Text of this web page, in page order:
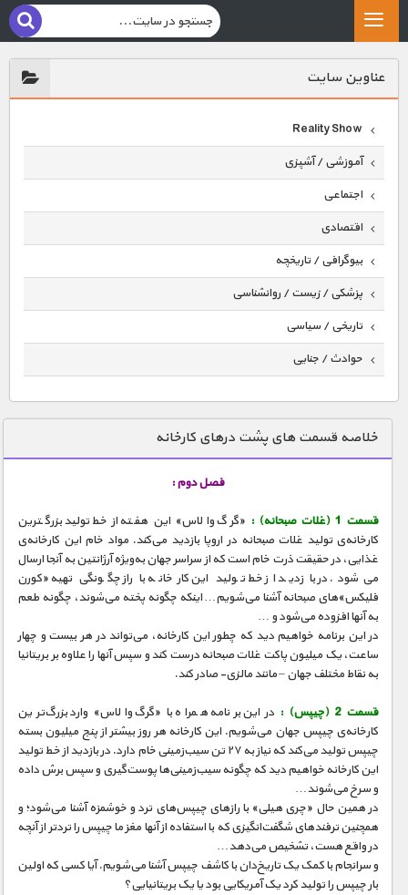
عناوين سايت
Reality Show
آموزشی / آشپزی
اجتماعی
اقتصادی
بیوگرافی / تاریخچه
پزشکی / زیست / روانشناسی
تاریخی / سیاسی
حوادث / جنایی
دنیای خوراکی ها
زمین شناسی / محیط زیست
سرگرمی
شناخت کودکان
طبیعت
علم و فناوری
فرهنگ / هنر
کیهان / نجوم
گردشگری
ماورایی
مسابقات / ورزشی
مستند های اختصاصی
خلاصه قسمت های پشت درهای کارخانه
فصل دوم :
قسمت 1 (غلات صبحانه) :
«گرگ والاس» این هفته از خط تولید بزرگترین
کارخانه‌ی تولید غلات صبحانه در اروپا بازدید می‌کند. مواد خام این کارخانه‌ی
غذایی، در حقیقت ذرت خام است که از سراسر جهان به‌ویژه آرژانتین به آنجا ارسال
می‌شود. در بازدید از خط تولید این کارخانه با راز چگونگی تهیه «کورن
فلیکس»‌های صبحانه آشنا می‌شویم… اینکه چگونه پخته می‌شوند، چگونه طعم
به آنها افزوده می‌شود و …
در این برنامه خواهیم دید که چطور این کارخانه، می‌تواند در هر بیست و چهار
ساعت، یک میلیون پاکت غلات صبحانه درست کند و سپس آنها را علاوه بر بریتانیا
به نقاط مختلف جهان – مانند مالزی- صادر کند.
قسمت 2 (چیپس) :
در این برنامه همراه با «گرگ والاس» وارد بزرگ‌ترین
کارخانه‌ی چیپس جهان می‌شویم. این کارخانه هر روز بیشتر از پنج میلیون بسته
چیپس تولید می‌کند که نیاز به ۲۷ تن سیب‌زمینی خام دارد. در بازدید از خط تولید
این کارخانه خواهیم دید که چگونه سیب‌زمینی‌ها پوست‌گیری و سپس برش داده
و سرخ می‌شوند…
در همین حال «چری هیلی» با رازهای چیپس‌های ترد و خوشمزه آشنا می‌شود؛ و
همچنین ترفندهای شگفت‌انگیزی که با استفاده از آنها مغز ما چیپس را تردتر از آنچه
در واقع هست، تشخیص می‌دهد…
و سرانجام با کمک یک تاریخ‌دان با کاشف چیپس آشنا می‌شویم. آیا کسی که اولین
بار چیپس را تولید کرد یک آمریکایی بود یا یک بریتانیایی؟